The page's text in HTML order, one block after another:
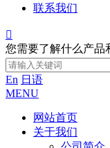
联系我们

您需要了解什么产品
En 日语
MENU
网站首页
关于我们